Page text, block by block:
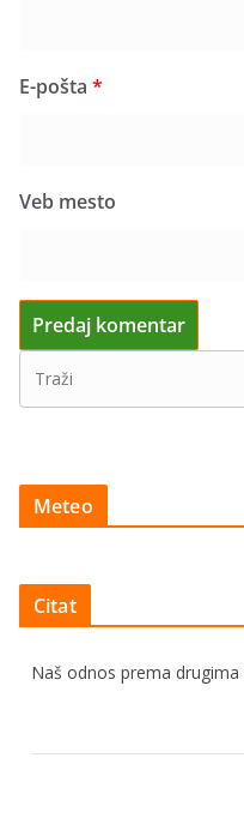
E-pošta *
Veb mesto
Meteo
Citat
Naš odnos prema